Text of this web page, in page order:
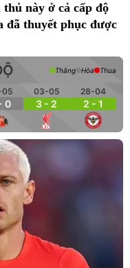
này ở cả cấp độ
đã thuyết phục được
0
03-05
3 - 2
28-04
2 - 1
Thắng Hòa Thua